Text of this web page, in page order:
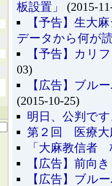
板設置」
(2015-
【予告】生大
データから何が
【予告】カリ
03)
【広告】ブル
(2015-10-25)
明日、公判で
第２回 医療大
「大麻教信者
【広告】前向き
【広告】ブル